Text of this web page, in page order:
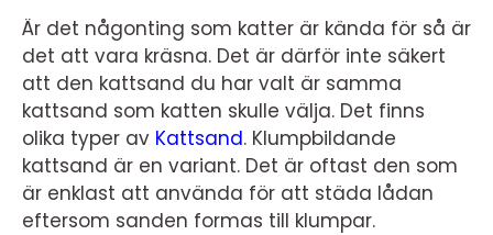
Är det någonting som katter är kända för så är
det att vara kräsna. Det är därför inte säkert
att den kattsand du har valt är samma
kattsand som katten skulle välja. Det finns
olika typer av Kattsand. Klumpbildande
kattsand är en variant. Det är oftast den som
är enklast att använda för att städa lådan
eftersom sanden formas till klumpar.